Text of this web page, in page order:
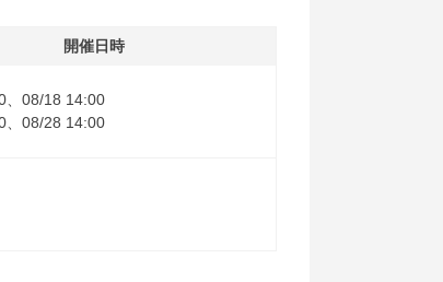
開催日時
、08/18 14:00
、08/28 14:00